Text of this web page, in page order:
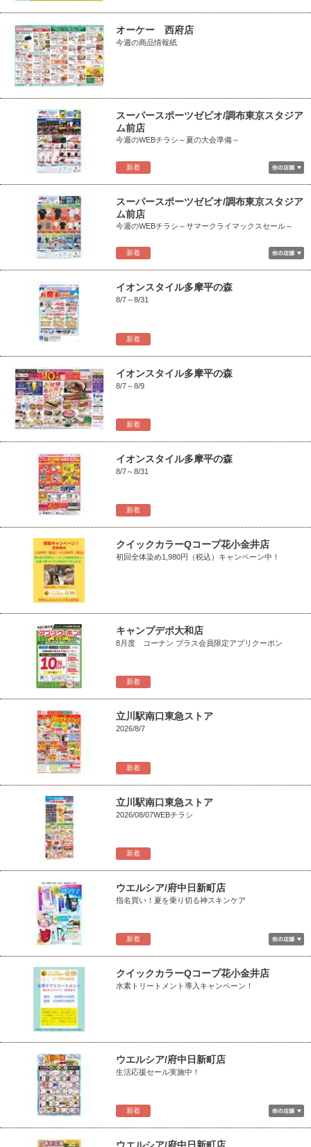
オーケー 西府店
今週の商品情報紙
新着
スーパースポーツゼビオ/調布東京スタジア
ム前店
今週のWEBチラシ～夏の大会準備～
新着
スーパースポーツゼビオ/調布東京スタジア
ム前店
今週のWEBチラシ～サマークライマックスセール～
新着
イオンスタイル多摩平の森
8/7～8/31
新着
イオンスタイル多摩平の森
8/7～8/9
新着
イオンスタイル多摩平の森
8/7～8/31
クイックカラーQコープ花小金井店
初回全体染め1,980円（税込）キャンペーン中！
新着
キャンプデポ大和店
8月度 コーナン プラス会員限定アプリクーポン
新着
立川駅南口東急ストア
2026/8/7
新着
立川駅南口東急ストア
2026/08/07WEBチラシ
新着
ウエルシア/府中日新町店
指名買い！夏を乗り切る神スキンケア
クイックカラーQコープ花小金井店
水素トリートメント導入キャンペーン！
新着
ウエルシア/府中日新町店
生活応援セール実施中！